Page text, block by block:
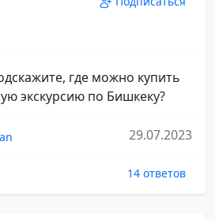
где можно купить
экскурсию по Бишкеку?
29.07.2023
14 ответов